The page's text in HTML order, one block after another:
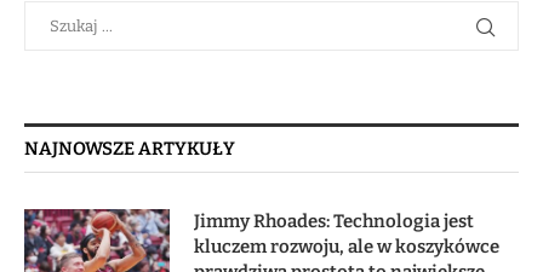
NAJNOWSZE ARTYKUŁY
Jimmy Rhoades: Technologia jest
kluczem rozwoju, ale w koszykówce